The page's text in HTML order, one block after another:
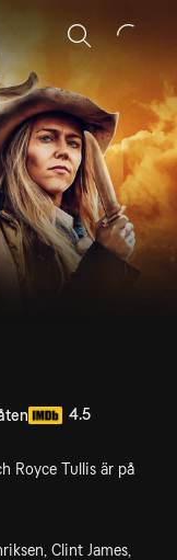
Sök
4.5
Royce Tullis är på
Clint James,